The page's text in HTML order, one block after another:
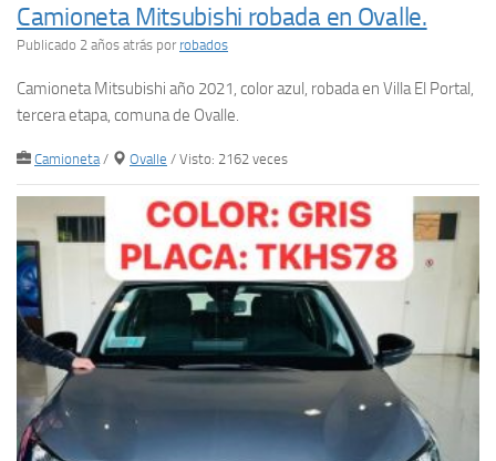
Camioneta Mitsubishi robada en Ovalle.
Publicado 2 años atrás por robados
Camioneta Mitsubishi año 2021, color azul, robada en Villa El Portal,
tercera etapa, comuna de Ovalle.
Camioneta / Ovalle / Visto: 2162 veces